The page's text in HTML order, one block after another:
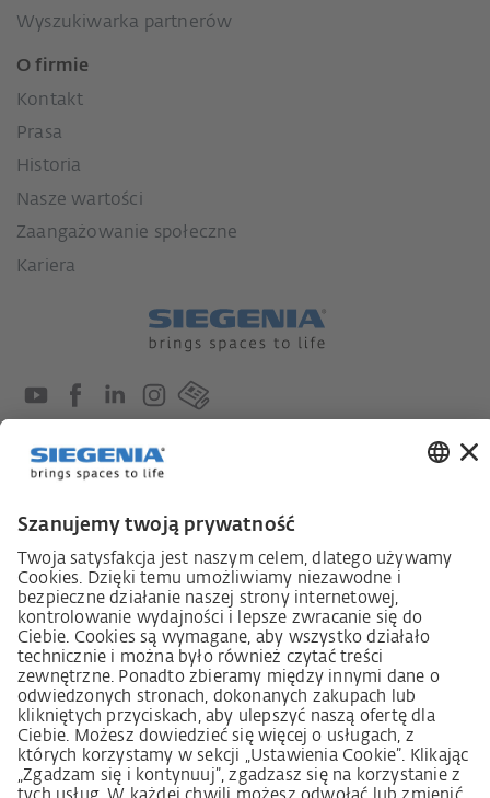
Wyszukiwarka partnerów
O firmie
Kontakt
Prasa
Historia
Nasze wartości
Zaangażowanie społeczne
Kariera
Ustawa o nadzorze nad łańcuchami dostaw
Kodeks postępowania dostawcy
Informacja dotycząca ustawy o należytej staranności
Deklaracja zasad strategii w zakresie praw człowieka
Procedura składania skarg zgodnie z §§ 8, 9 ustawy o
należytej staranności w łańcuchu dostaw (niem. LkSG)
Imprint
OWS
Oświadczenie o ochronie danych osobowych